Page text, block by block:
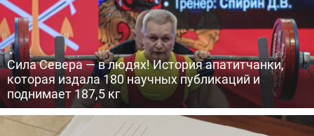
Сила Севера — в людях! История апатитчанки,
которая издала 180 научных публикаций и
поднимает 187,5 кг